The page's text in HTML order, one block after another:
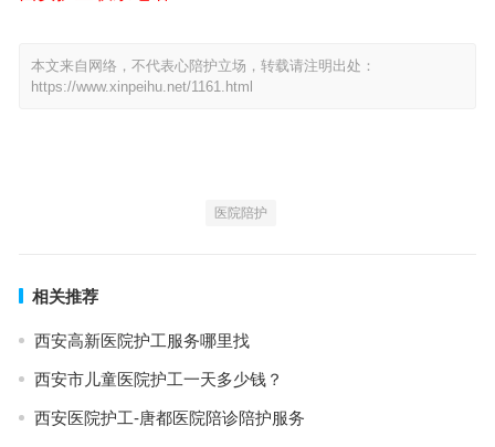
本文来自网络，不代表心陪护立场，转载请注明出处：
https://www.xinpeihu.net/1161.html
医院陪护
相关推荐
西安高新医院护工服务哪里找
西安市儿童医院护工一天多少钱？
西安医院护工-唐都医院陪诊陪护服务